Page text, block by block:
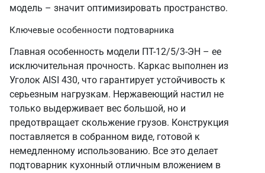
модель – значит оптимизировать пространство.
Ключевые особенности подтоварника
Главная особенность модели ПТ-12/5/3-ЭН – ее
исключительная прочность. Каркас выполнен из
Уголок AISI 430, что гарантирует устойчивость к
серьезным нагрузкам. Нержавеющий настил не
только выдерживает вес большой, но и
предотвращает скольжение грузов. Конструкция
поставляется в собранном виде, готовой к
немедленному использованию. Все это делает
подтоварник кухонный отличным вложением в